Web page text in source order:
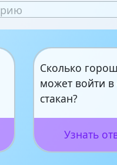
Сколько
может войти
стакан?
Узнать